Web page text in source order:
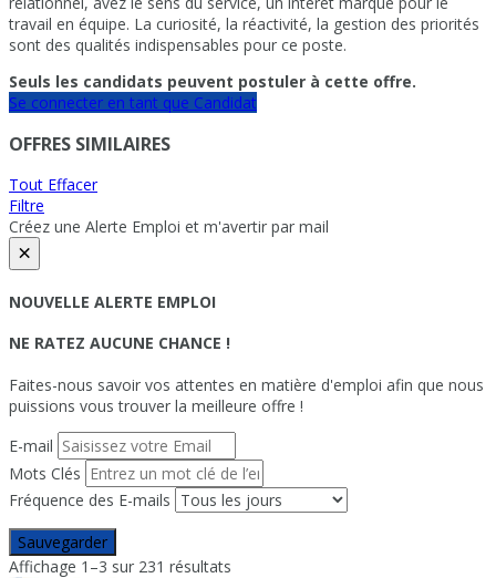
travail en équipe. La curiosité, la réactivité, la gestion des priorités
sont des qualités indispensables pour ce poste.
Seuls les candidats peuvent postuler à cette offre.
Se connecter en tant que Candidat
OFFRES SIMILAIRES
Tout Effacer
Filtre
Créez une Alerte Emploi et m'avertir par mail
×
NOUVELLE ALERTE EMPLOI
NE RATEZ AUCUNE CHANCE !
Faites-nous savoir vos attentes en matière d'emploi afin que nous
puissions vous trouver la meilleure offre !
E-mail
Mots Clés
Fréquence des E-mails
Sauvegarder
Affichage 1–3 sur 231 résultats